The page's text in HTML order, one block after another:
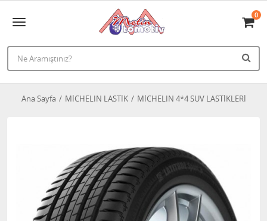
0
Ana Sayfa MİCHELIN LASTİK MİCHELIN 4*4 SUV LASTİKLERİ